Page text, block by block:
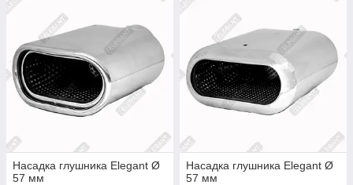
Насадка глушника Elegant Ø
57 мм
Насадка глушника Elegant Ø
57 мм